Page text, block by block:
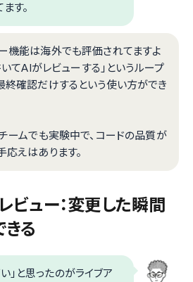
す。
機能は海外でも評価されてますよ
いてAIがレビューする」というループ
終確認だけするという使い方ができ
ームでも実験中で、コードの品質が
応えはあります。
ビュー：変更した瞬間
る
」と思ったのがライブア